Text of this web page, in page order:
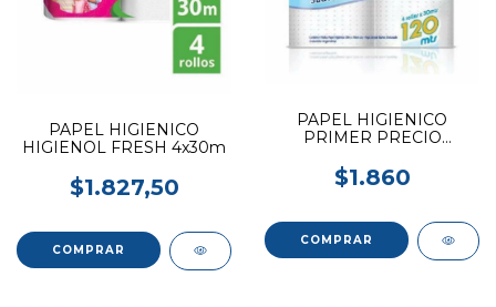
PAPEL HIGIENICO
HIGIENOL FRESH 4x30m
$1.827,50
PAPEL HIGIENICO
PRIMER PRECIO
$1.860